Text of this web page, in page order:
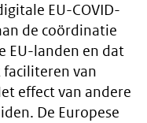
EU-COVID-
de coördinatie
EU-landen en dat
van
effect van andere
De Europese